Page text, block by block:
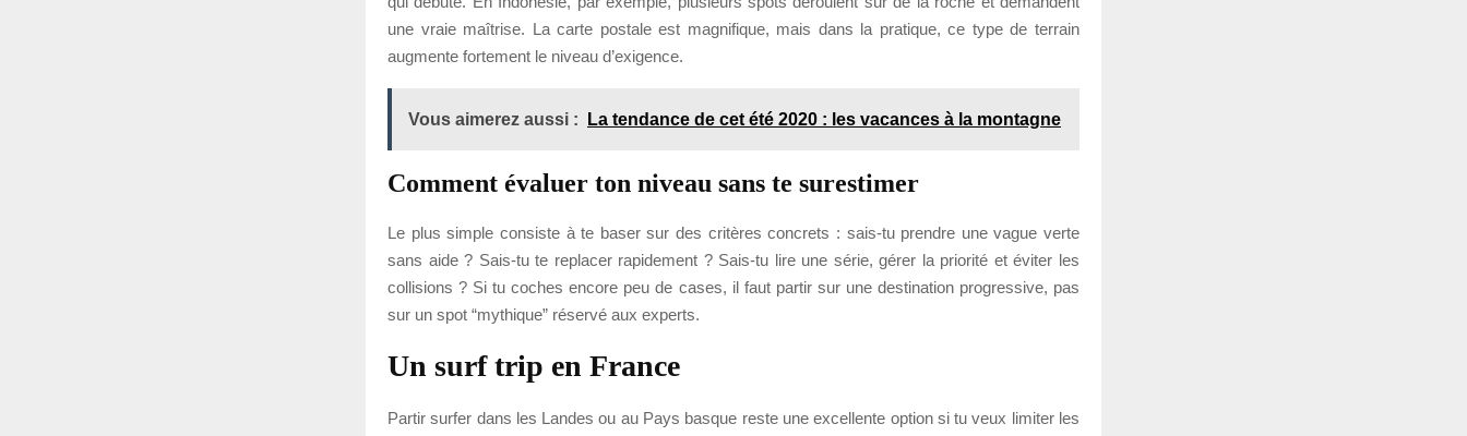
une vraie maîtrise. La carte postale est magnifique, mais dans la pratique, ce type de terrain
augmente fortement le niveau d’exigence.
Vous aimerez aussi : La tendance de cet été 2020 : les vacances à la montagne
Comment évaluer ton niveau sans te surestimer
Le plus simple consiste à te baser sur des critères concrets : sais-tu prendre une vague verte
sans aide ? Sais-tu te replacer rapidement ? Sais-tu lire une série, gérer la priorité et éviter les
collisions ? Si tu coches encore peu de cases, il faut partir sur une destination progressive, pas
sur un spot “mythique” réservé aux experts.
Un surf trip en France
Partir surfer dans les Landes ou au Pays basque reste une excellente option si tu veux limiter les